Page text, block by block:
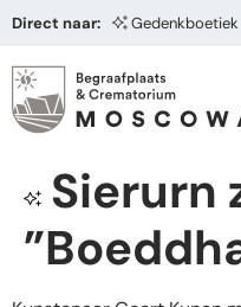
Direct naar: Gedenkboetiek
Sierurn